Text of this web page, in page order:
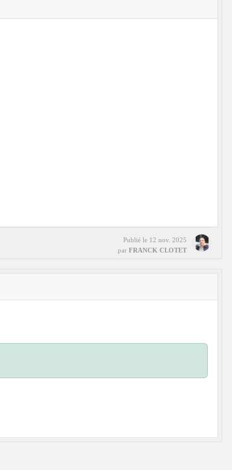
Publié le 12 nov. 2025
par FRANCK CLOTET